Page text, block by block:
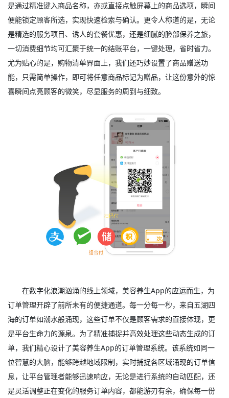
是通过精准键入商品名称，亦或直接点触屏幕上的商品选项，瞬间
便能锁定顾客所选，实现快速检索与确认。更令人称道的是，无论
是精选的服务项目、诱人的套餐优惠，还是细腻的脸部保养之旅，
一切消费细节均可汇聚于统一的结账平台，一键处理，省时省力。
尤为贴心的是，购物清单界面上，我们还巧妙设置了商品赠送功
能，只需简单操作，即可将任意商品标记为赠品，让这份意外的惊
喜瞬间点亮顾客的微笑，尽显服务的周到与细致。
在数字化浪潮汹涌的线上领域，美容养生App的应运而生，为
订单管理开辟了前所未有的便捷通道。每一分每一秒，来自五湖四
海的订单如潮水般涌现，这些订单不仅是顾客需求的直接体现，更
是平台生命力的源泉。为了精准捕捉并高效处理这些动态生成的订
单，我们精心设计了美容养生App的订单管理系统。该系统如同一
位智慧的大脑，能够跨越地域限制，实时捕捉各区域涌现的订单信
息，让平台管理者能够迅速响应，无论是进行系统的自动匹配，还
是灵活调整正在变化的服务订单内容，都能游刃有余，确保每一份